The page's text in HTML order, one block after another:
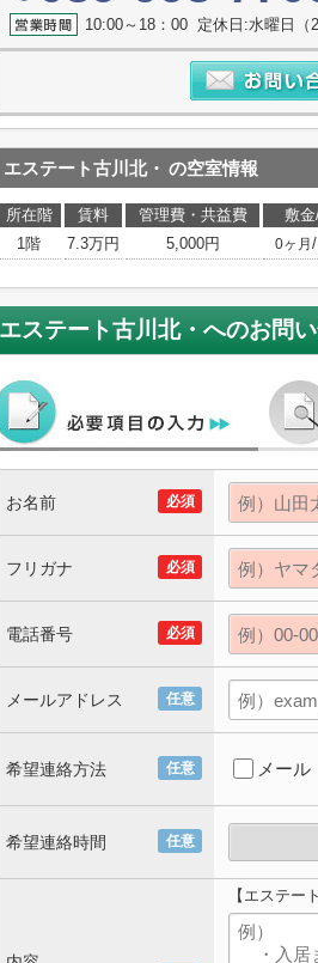
10:00～18：00 定休日:水曜日（2
エステート古川北・ の空室情報
所在階 賃料 管理費・共益費 敷
1階
7.3万円 5,000円 0ヶ月 /
エステート古川北・ へのお問
必須
お名前
必須
フリガナ
必須
電話番号
任意
メールアドレス
任意
希望連絡方法 メール
任意
希望連絡時間
【エステー